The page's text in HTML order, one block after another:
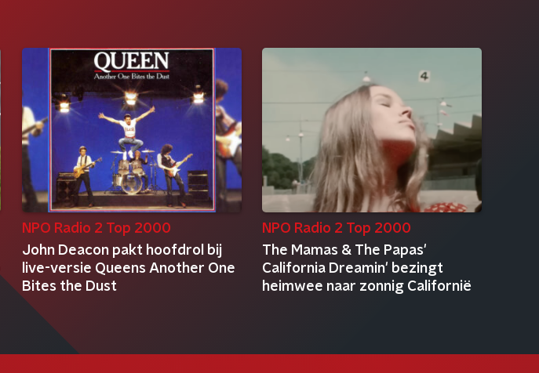
NPO Radio 2 Top 2000
John Deacon pakt hoofdrol bij
live-versie Queens Another One
Bites the Dust
NPO Radio 2 Top 2000
The Mamas & The Papas'
California Dreamin' bezingt
heimwee naar zonnig Californië